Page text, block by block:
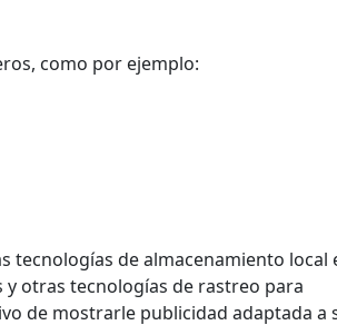
como por ejemplo:
tecnologías de almacenamiento local
otras tecnologías de rastreo para
de mostrarle publicidad adaptada a